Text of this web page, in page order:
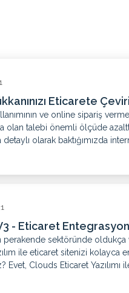
Eticarete
ve online sipariş
olan talebi önemli ölçüde
detaylı olarak baktığımızda
- Eticaret
perakende sektöründe oldukça
ile eticaret sitenizi
Evet, Clouds Eticaret Yazılımı